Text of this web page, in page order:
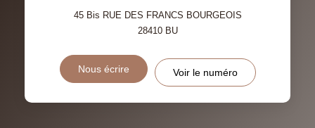
45 Bis RUE DES FRANCS BOURGEOIS
28410 BU
Nous écrire Voir le numéro